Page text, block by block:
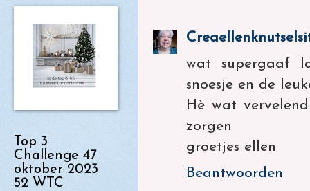
wat supergaaf
snoesje en de
Hè wat
zorgen
groetjes ellen
Beantwoorden
Top 3
Challenge 47
oktober 2023
52 WTC